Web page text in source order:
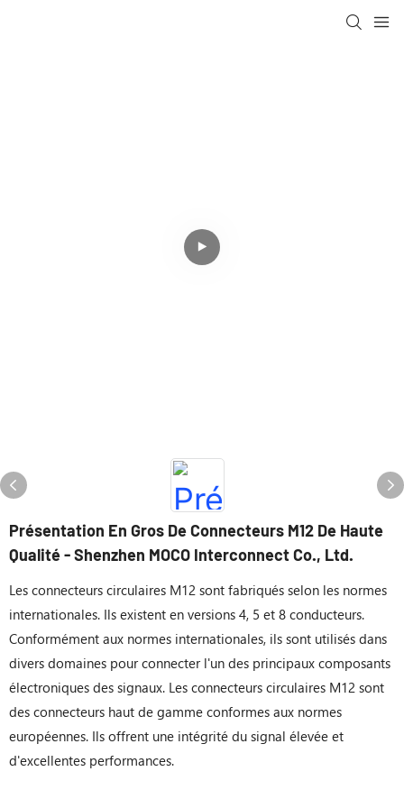
Présentation En Gros De Connecteurs M12 De Haute
Qualité - Shenzhen MOCO Interconnect Co., Ltd.
Les connecteurs circulaires M12 sont fabriqués selon les normes
internationales. Ils existent en versions 4, 5 et 8 conducteurs.
Conformément aux normes internationales, ils sont utilisés dans
divers domaines pour connecter l'un des principaux composants
électroniques des signaux. Les connecteurs circulaires M12 sont
des connecteurs haut de gamme conformes aux normes
européennes. Ils offrent une intégrité du signal élevée et
d'excellentes performances.